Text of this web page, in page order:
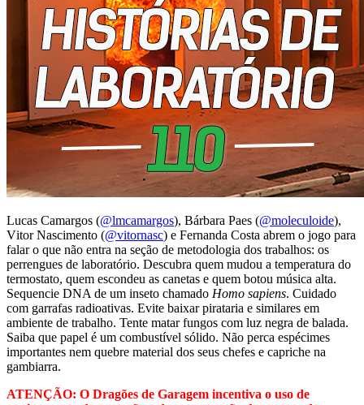
Lucas Camargos (@lmcamargos), Bárbara Paes (@moleculoide),
Vitor Nascimento (@vitornasc) e Fernanda Costa abrem o jogo para
falar o que não entra na seção de metodologia dos trabalhos: os
perrengues de laboratório. Descubra quem mudou a temperatura do
termostato, quem escondeu as canetas e quem botou música alta.
Sequencie DNA de um inseto chamado Homo sapiens. Cuidado
com garrafas radioativas. Evite baixar pirataria e similares em
ambiente de trabalho. Tente matar fungos com luz negra de balada.
Saiba que papel é um combustível sólido. Não perca espécimes
importantes nem quebre material dos seus chefes e capriche na
gambiarra.
ATENÇÃO: O Dragões de Garagem incentiva o uso de